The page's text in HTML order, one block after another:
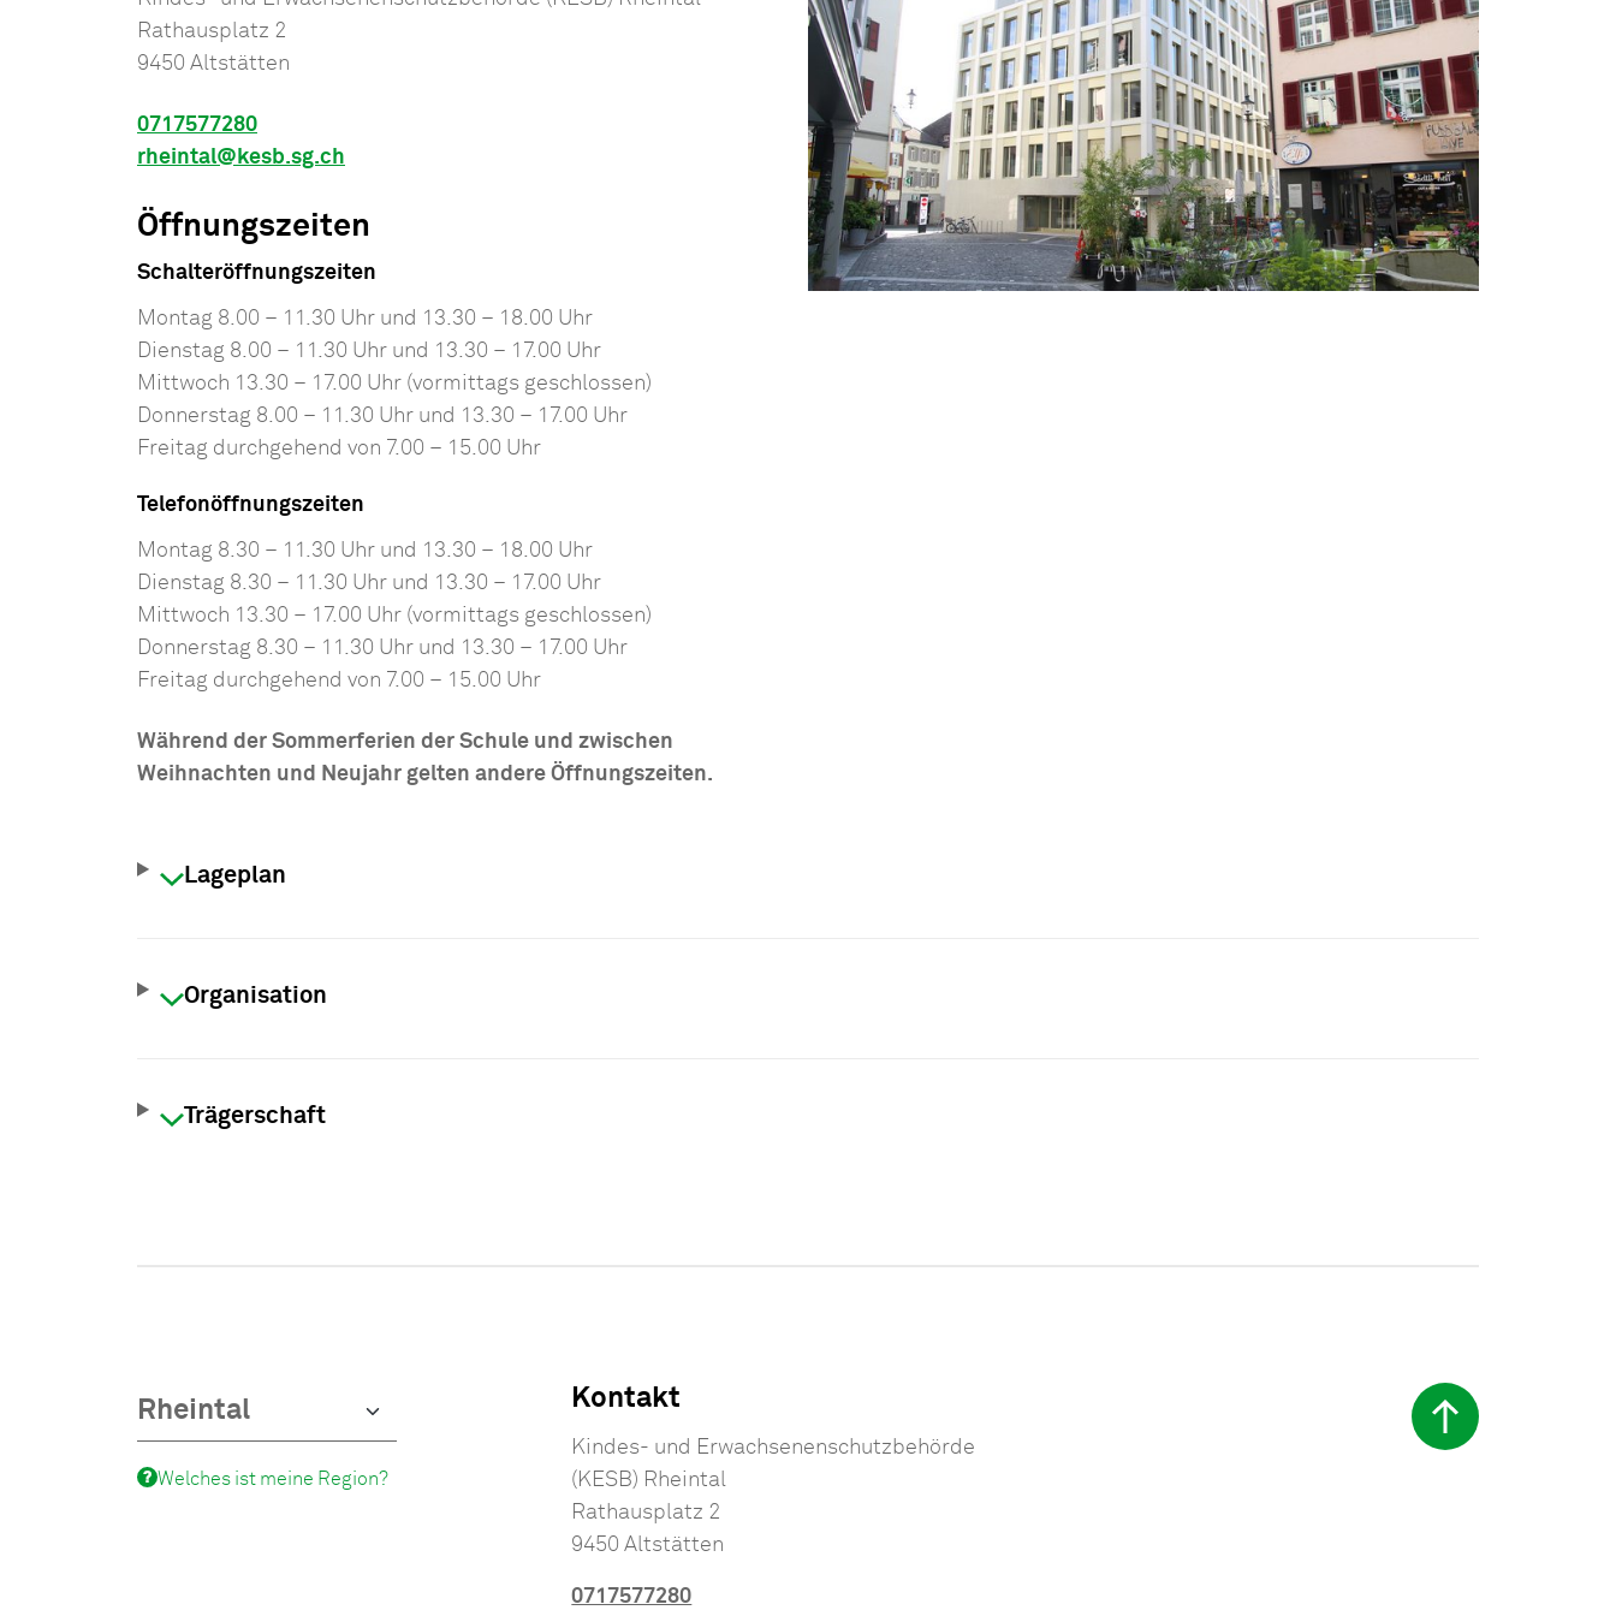
Rathausplatz 2
9450 Altstätten
0717577280
rheintal@kesb.sg.ch
Öffnungszeiten
Schalteröffnungszeiten
Montag 8.00 – 11.30 Uhr und 13.30 – 18.00 Uhr
Dienstag 8.00 – 11.30 Uhr und 13.30 – 17.00 Uhr
Mittwoch 13.30 – 17.00 Uhr (vormittags geschlossen)
Donnerstag 8.00 – 11.30 Uhr und 13.30 – 17.00 Uhr
Freitag durchgehend von 7.00 – 15.00 Uhr
Telefonöffnungszeiten
Montag 8.30 – 11.30 Uhr und 13.30 – 18.00 Uhr
Dienstag 8.30 – 11.30 Uhr und 13.30 – 17.00 Uhr
Mittwoch 13.30 – 17.00 Uhr (vormittags geschlossen)
Donnerstag 8.30 – 11.30 Uhr und 13.30 – 17.00 Uhr
Freitag durchgehend von 7.00 – 15.00 Uhr
Während der Sommerferien der Schule und zwischen
Weihnachten und Neujahr gelten andere Öffnungszeiten.
Lageplan
Organisation
Trägerschaft
Welches ist meine Region?
Kontakt
Kindes- und Erwachsenenschutzbehörde
(KESB) Rheintal
Rathausplatz 2
9450 Altstätten
0717577280